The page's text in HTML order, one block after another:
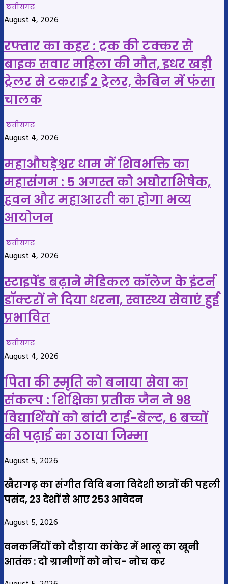
छतीसगढ़
August 4, 2026
रफ्तार का कहर : ट्रक की टक्कर से
बाइक सवार महिला की मौत, इधर खड़ी
ट्रेलर से टकराई 2 ट्रेलर, कैबिन में फंसा
चालक
छतीसगढ़
August 4, 2026
महाऔघड़ेश्वर धाम में शिवभक्ति का
महासंगम : 5 अगस्त को अघोराभिषेक,
हवन और महाआरती का होगा भव्य
आयोजन
छतीसगढ़
August 4, 2026
स्टाइपेंड बढ़ाने मेडिकल कॉलेज के इंटर्न
डॉक्टरों ने दिया धरना, स्वास्थ्य सेवाएं हुई
प्रभावित
छतीसगढ़
August 4, 2026
पिता की स्मृति को बनाया सेवा का
संकल्प : शिक्षिका प्रतीक जैन ने 98
विद्यार्थियों को बांटी टाई-बेल्ट, 6 बच्चों
की पढ़ाई का उठाया जिम्मा
August 5, 2026
खैरागढ़ का संगीत विवि बना विदेशी छात्रों की पहली
पसंद, 23 देशों से आए 253 आवेदन
August 5, 2026
वनकर्मियों को दौड़ाया कांकेर में भालू का खूनी
आतंक : दो ग्रामीणों को नोच- नोच कर